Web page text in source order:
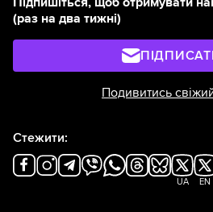
(раз на два тижні)
Подивитись
Стежити:
UA EN